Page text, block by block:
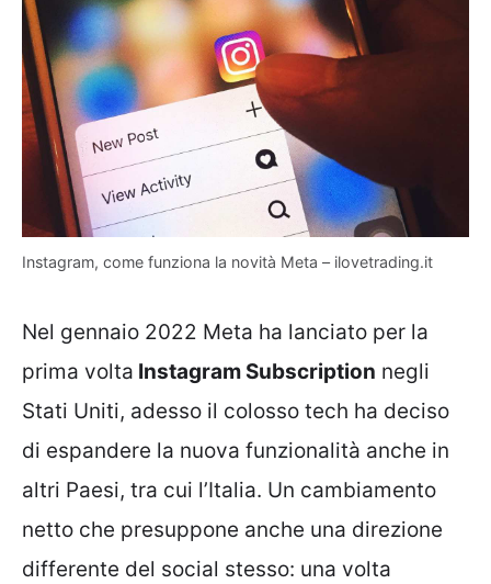
Instagram, come funziona la novità Meta – ilovetrading.it
Nel gennaio 2022 Meta ha lanciato per la
prima volta Instagram Subscription negli
Stati Uniti, adesso il colosso tech ha deciso
di espandere la nuova funzionalità anche in
altri Paesi, tra cui l’Italia. Un cambiamento
netto che presuppone anche una direzione
differente del social stesso: una volta